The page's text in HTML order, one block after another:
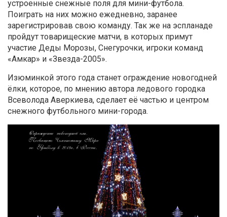
устроенные снежные поля для мини-футбола.
Поиграть на них можно ежедневно, заранее
зарегистрировав свою команду. Так же на эспланаде
пройдут товарищеские матчи, в которых примут
участие Деды Морозы, Снегурочки, игроки команд
«Амкар» и «Звезда-2005».
Изюминкой этого года станет ограждение новогодней
ёлки, которое, по мнению автора ледового городка
Всеволода Аверкиева, сделает её частью и центром
снежного футбольного мини-города.